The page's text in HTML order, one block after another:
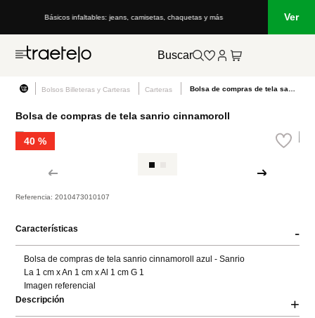
Básicos infaltables: jeans, camisetas, chaquetas y más Ver
Buscar
Bolsos Billeteras y Carteras Carteras
Bolsa de compras de tela sanrio cinnamoroll
40 %
Referencia:2010473010107
Características -
Bolsa de compras de tela sanrio cinnamoroll azul - Sanrio
La 1 cm x An 1 cm x Al 1 cm G 1
Imagen referencial
Descripción
+